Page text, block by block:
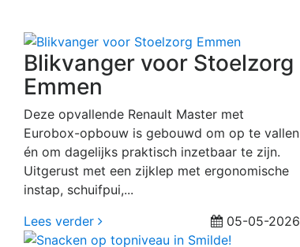
Blikvanger voor Stoelzorg
Emmen
Deze opvallende Renault Master met
Eurobox-opbouw is gebouwd om op te vallen
én om dagelijks praktisch inzetbaar te zijn.
Uitgerust met een zijklep met ergonomische
instap, schuifpui,...
Lees verder
05-05-2026